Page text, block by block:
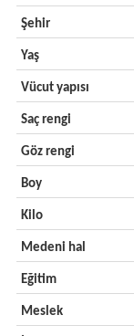
Şehir
Yaş
Vücut yapısı
Saç rengi
Göz rengi
Boy
Kilo
Medeni hal
Eğitim
Meslek